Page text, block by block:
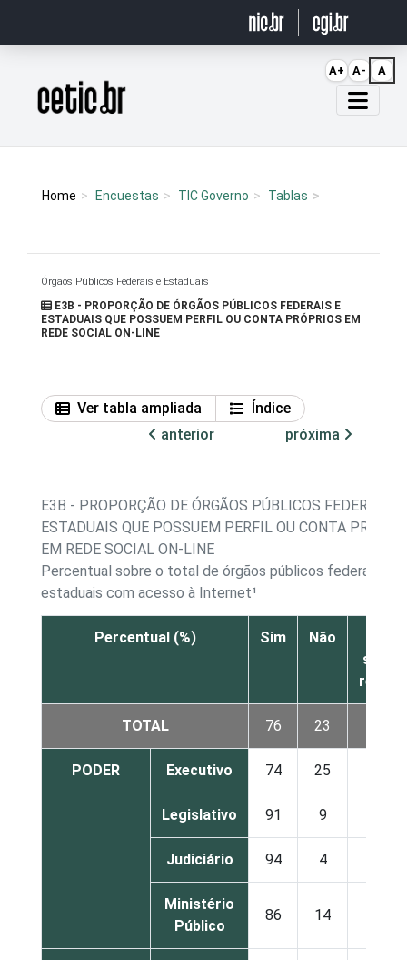
Página inicial
Home Encuestas TIC Governo Tablas
Órgãos Públicos Federais e Estaduais
E3B - PROPORÇÃO DE ÓRGÃOS PÚBLICOS FEDERAIS E
ESTADUAIS QUE POSSUEM PERFIL OU CONTA PRÓPRIOS EM
REDE SOCIAL ON-LINE
Ver tabla ampliada
Índice
anterior
próxima
E3B - PROPORÇÃO DE ÓRGÃOS PÚBLICOS FEDERAIS E
ESTADUAIS QUE POSSUEM PERFIL OU CONTA
EM REDE SOCIAL ON-LINE
Percentual sobre o total de órgãos públicos federais e
estaduais com acesso à Internet¹
Percentual (%) Sim Não
sabe/
TOTAL 76 23
PODER Executivo 74 25
Legislativo 91 9
Judiciário 94 4
Ministério
Público
86 14
A+ A- A